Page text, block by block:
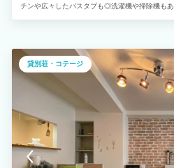
チンや広々したバスタブも◎洗濯機や掃除機も
貸別荘・コテージ